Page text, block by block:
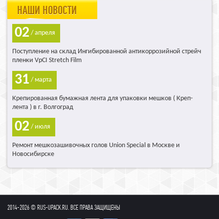
НАШИ НОВОСТИ
02 / апреля
Поступление на склад Ингибированной антикоррозийной стрейч
пленки VpCI Stretch Film
31 / марта
Крепированная бумажная лента для упаковки мешков ( Креп-
лента ) в г. Волгоград
02 / июля
Ремонт мешкозашивочных голов Union Special в Москве и
Новосибирске
2014-2026 © RUS-UPACK.RU. ВСЕ ПРАВА ЗАЩИЩЕНЫ